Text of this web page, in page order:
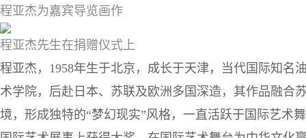
程亚杰为嘉宾导览画作
程亚杰先生在捐赠仪式上
程亚杰，1958年生于北京，成长于天津，当代国际知名
术学院，后赴日本、苏联及欧洲多国深造，其作品融合
境，形成独特的“梦幻现实”风格，一直活跃于国际艺术